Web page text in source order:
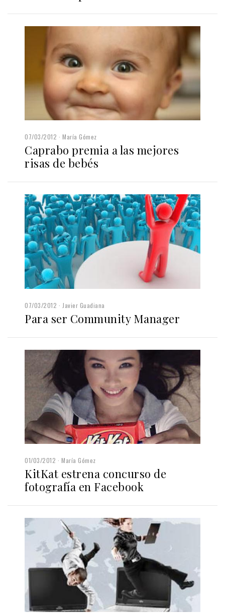
07/03/2012 María Gómez
Caprabo premia a las mejores
risas de bebés
07/03/2012 Javier Guadiana
Para ser Community Manager
01/03/2012 María Gómez
KitKat estrena concurso de
fotografía en Facebook